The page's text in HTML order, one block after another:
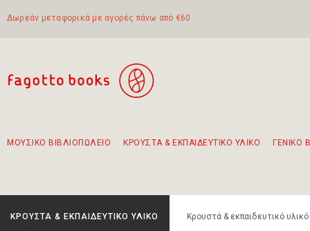
Δωρεάν μεταφορικά με αγορές πάνω από €60
ΜΟΥΣΙΚΟ ΒΙΒΛΙΟΠΩΛΕΙΟ ΚΡΟΥΣΤΑ & ΕΚΠΑΙΔΕΥΤΙΚΟ ΥΛΙΚΟ ΓΕΝΙΚΟ
ΚΡΟΥΣΤΑ & ΕΚΠΑΙΔΕΥΤΙΚΟ ΥΛΙΚΟ Κρουστά & εκπαιδευτικό υλικό